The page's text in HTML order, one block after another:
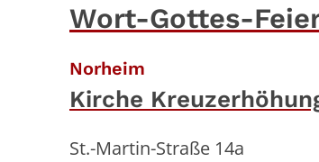
Wort-Gottes-
Norheim
Kirche
St.-Martin-Straße 14a